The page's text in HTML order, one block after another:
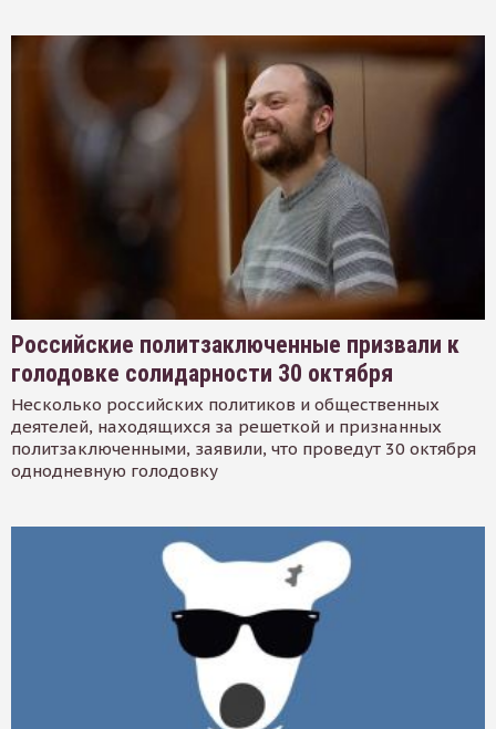
Российские политзаключенные призвали к
голодовке солидарности 30 октября
Несколько российских политиков и общественных
деятелей, находящихся за решеткой и признанных
политзаключенными, заявили, что проведут 30 октября
однодневную голодовку